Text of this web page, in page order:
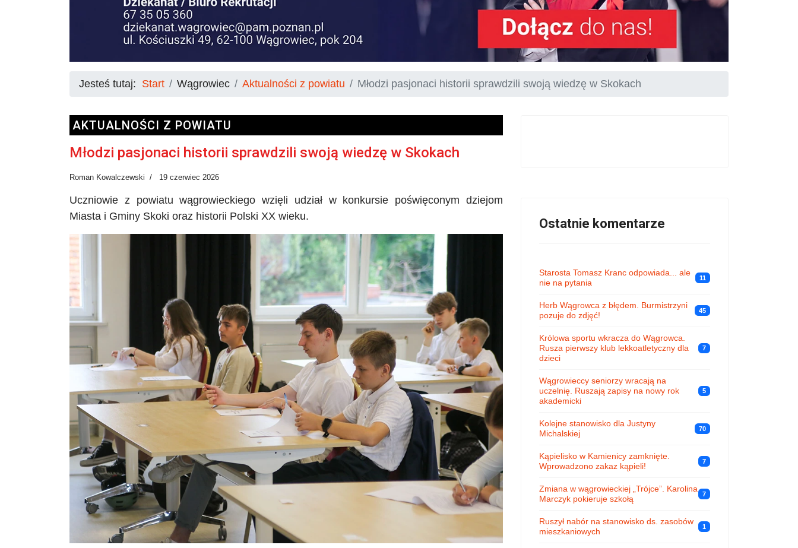
Jesteś tutaj: Start Wągrowiec Aktualności z powiatu Młodzi pasjonaci historii sprawdzili swoją wiedzę w Skokach
AKTUALNOŚCI Z POWIATU
Młodzi pasjonaci historii sprawdzili swoją wiedzę w Skokach
Roman Kowalczewski 19 czerwiec 2026
Uczniowie z powiatu wągrowieckiego wzięli udział w konkursie poświęconym dziejom
Miasta i Gminy Skoki oraz historii Polski XX wieku.
Ostatnie komentarze
Starosta Tomasz Kranc odpowiada... ale
nie na pytania
11
Herb Wągrowca z błędem. Burmistrzyni
pozuje do zdjęć!
45
Królowa sportu wkracza do Wągrowca.
Rusza pierwszy klub lekkoatletyczny dla
dzieci
7
Wągrowieccy seniorzy wracają na
uczelnię. Ruszają zapisy na nowy rok
akademicki
5
Kolejne stanowisko dla Justyny
Michalskiej
70
Kąpielisko w Kamienicy zamknięte.
Wprowadzono zakaz kąpieli!
7
Zmiana w wągrowieckiej „Trójce”. Karolina
Marczyk pokieruje szkołą
7
Ruszył nabór na stanowisko ds. zasobów
mieszkaniowych
1